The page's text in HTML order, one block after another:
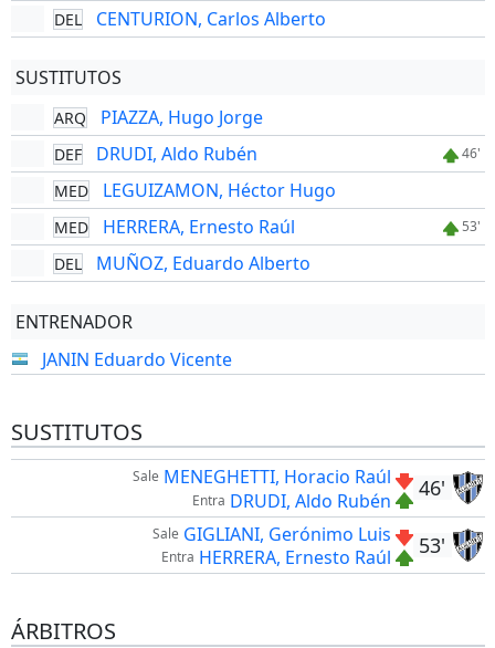
DEL CENTURION, Carlos Alberto
SUSTITUTOS
ARQ PIAZZA, Hugo Jorge
DEF DRUDI, Aldo Rubén 46'
MED LEGUIZAMON, Héctor Hugo
MED HERRERA, Ernesto Raúl 53'
DEL MUÑOZ, Eduardo Alberto
ENTRENADOR
JANIN Eduardo Vicente
SUSTITUTOS
46'
Sale MENEGHETTI, Horacio Raúl
Entra DRUDI, Aldo Rubén
53'
Sale GIGLIANI, Gerónimo Luis
Entra HERRERA, Ernesto Raúl
ÁRBITROS